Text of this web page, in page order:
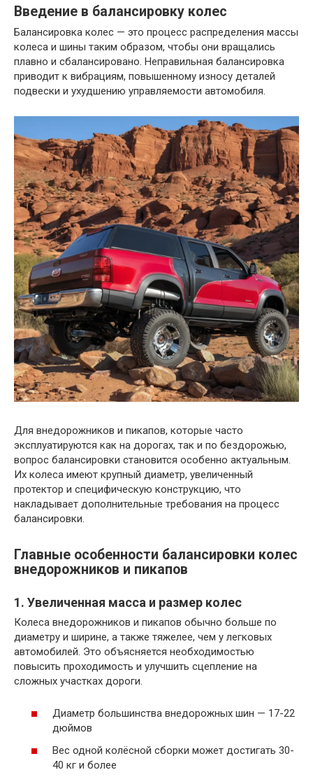
Введение в балансировку колес
Балансировка колес — это процесс распределения массы
колеса и шины таким образом, чтобы они вращались
плавно и сбалансировано. Неправильная балансировка
приводит к вибрациям, повышенному износу деталей
подвески и ухудшению управляемости автомобиля.
Для внедорожников и пикапов, которые часто
эксплуатируются как на дорогах, так и по бездорожью,
вопрос балансировки становится особенно актуальным.
Их колеса имеют крупный диаметр, увеличенный
протектор и специфическую конструкцию, что
накладывает дополнительные требования на процесс
балансировки.
Главные особенности балансировки колес
внедорожников и пикапов
1. Увеличенная масса и размер колес
Колеса внедорожников и пикапов обычно больше по
диаметру и ширине, а также тяжелее, чем у легковых
автомобилей. Это объясняется необходимостью
повысить проходимость и улучшить сцепление на
сложных участках дороги.
Диаметр большинства внедорожных шин — 17-22
дюймов
Вес одной колёсной сборки может достигать 30-
40 кг и более